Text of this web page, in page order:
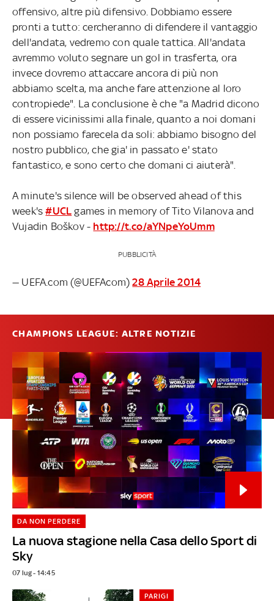
offensivo, altre più difensivo. Dobbiamo essere
pronti a tutto: cercheranno di difendere il vantaggio
dell'andata, vedremo con quale tattica. All'andata
avremmo voluto segnare un gol in trasferta, ora
invece dovremo attaccare ancora di più non
abbiamo scelta, ma anche fare attenzione al loro
contropiede". La conclusione è che "a Madrid dicono
di essere vicinissimi alla finale, quanto a noi domani
non possiamo farecela da soli: abbiamo bisogno del
nostro pubblico, che gia' in passato e' stato
fantastico, e sono certo che domani ci aiuterà".
A minute's silence will be observed ahead of this
week's#UCL games in memory of Tito Vilanova and
Vujadin Boškov - http://t.co/aYNpeYoUmm
PUBBLICITÀ
— UEFA.com (@UEFAcom)28 Aprile 2014
CHAMPIONS LEAGUE: ALTRE NOTIZIE
La nuova stagione nella Casa dello Sport di
Sky
DA NON PERDERE
07 lug - 14:45
PARIGI